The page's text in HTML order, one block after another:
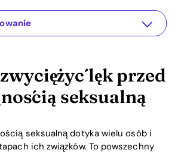
lęk przed wydajnością seksualną
Twojego związku
problemu
rozwiązania lub spostrzeżenia
lęk przed
seksualną
seksualną dotyka wielu osób i
ich związków. To powszechny